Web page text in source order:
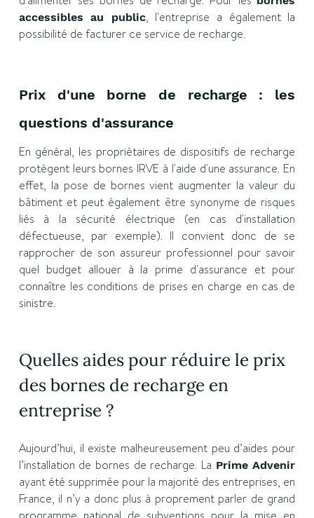
accessibles au public, l'entreprise a également la
possibilité de facturer ce service de recharge.
Prix d'une borne de recharge : les
questions d'assurance
En général, les propriétaires de dispositifs de recharge
protègent leurs bornes IRVE à l'aide d'une assurance. En
effet, la pose de bornes vient augmenter la valeur du
bâtiment et peut également être synonyme de risques
liés à la sécurité électrique (en cas d'installation
défectueuse, par exemple). Il convient donc de se
rapprocher de son assureur professionnel pour savoir
quel budget allouer à la prime d'assurance et pour
connaître les conditions de prises en charge en cas de
sinistre.
Quelles aides pour réduire le prix
des bornes de recharge en
entreprise ?
Aujourd’hui, il existe malheureusement peu d’aides pour
l’installation de bornes de recharge. La Prime Advenir
ayant été supprimée pour la majorité des entreprises, en
France, il n’y a donc plus à proprement parler de grand